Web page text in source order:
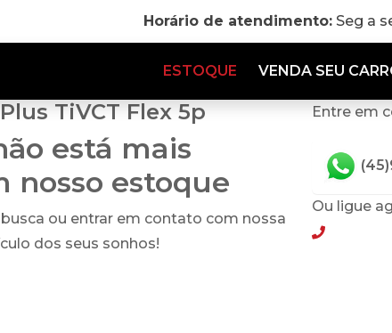
Horário de atendimento: Seg a
ESTOQUE VENDA SEU
TiVCT Flex 5p
está mais
nosso estoque
ou entrar em contato com nossa
dos seus sonhos!
Entre em
Ou ligue